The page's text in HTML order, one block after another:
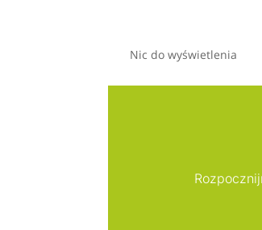
Nic do wyświetlenia